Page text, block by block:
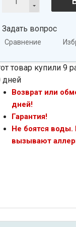
Задать вопрос
Сравнение
товар купили 9
дней
Возврат или
дней!
Гарантия!
Не боятся
вызывают